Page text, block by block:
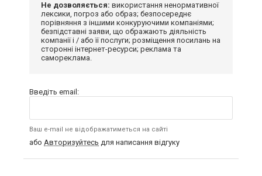
Не дозволяється: використання ненормативної
лексики, погроз або образ; безпосереднє
порівняння з іншими конкуруючими компаніями;
безпідставні заяви, що ображають діяльність
компанії і / або її послуги; розміщення посилань на
сторонні інтернет-ресурси; реклама та
самореклама.
Введіть email:
Ваш e-mail не відображатиметься на сайті
або Авторизуйтесь для написання відгуку